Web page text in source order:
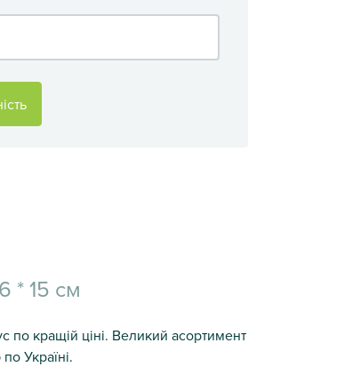
* 15 см
по кращій ціні. Великий асортимент
Україні.